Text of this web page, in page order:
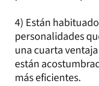
4) Están
personalidades
una cuarta
están
más eficientes.